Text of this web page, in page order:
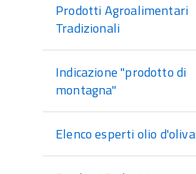
Prodotti Agroalimentari
Tradizionali
Indicazione "prodotto di
montagna"
Elenco esperti olio d'oliva